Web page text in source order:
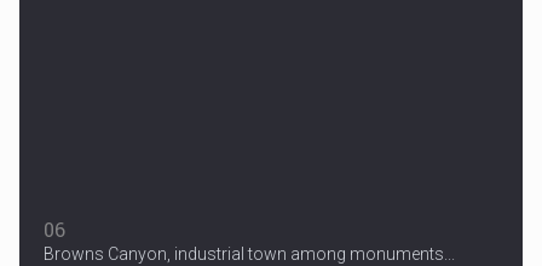
06
Browns Canyon, industrial town among monuments...